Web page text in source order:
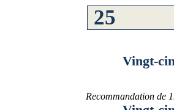
Vingt-
Recommandation de